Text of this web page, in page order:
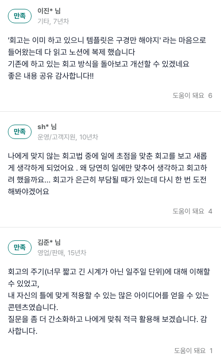
만족
이진* 님
기타, 7년차
'회고는 이미 하고 있으니 템플릿은 구경만 해야지' 라는 마음으로
들어왔는데 다 읽고 노션에 복제 했습니다
기존에 하고 있는 회고 방식을 돌아보고 개선할 수 있겠네요
좋은 내용 공유 감사합니다!!
도움이 돼요 6
만족
sh* 님
운영/고객지원, 10년차
나에게 맞지 않는 회고법 중에 일에 초점을 맞춘 회고를 보고 새롭
게 생각하게 되었어요 . 왜 당연히 일에만 맞추어 생각하고 회고하
려 했을까요… 회고가 은근히 부담될 때가 있는데 다시 한 번 도전
해봐야겠어요
도움이 돼요 4
만족
김준* 님
영업/판매, 15년차
회고의 주기(너무 짧고 긴 시계가 아닌 일주일 단위)에 대해 이해할
수 있었고,
내 자신의 틀에 맞게 적용할 수 있는 많은 아이디어를 얻을 수 있는
콘텐츠였습니다.
질문을 좀 더 간소화하고 나에게 맞춰 적극 활용해 보겠습니다. 감
사합니다.
도움이 돼요 1